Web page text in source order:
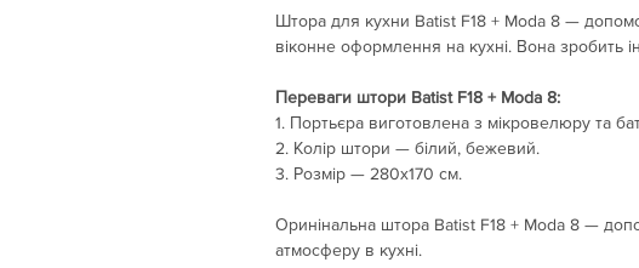
Штора для кухни Batist F18 + Moda 8 —
віконне оформлення на кухні. Вона зробить
Переваги штори Batist F18 + Moda 8:
1. Портьєра виготовлена з мікровелюру та
2. Колір штори — білий, бежевий.
3. Розмір — 280х170 см.
Оринінальна штора Batist F18 + Moda 8 —
атмосферу в кухні.